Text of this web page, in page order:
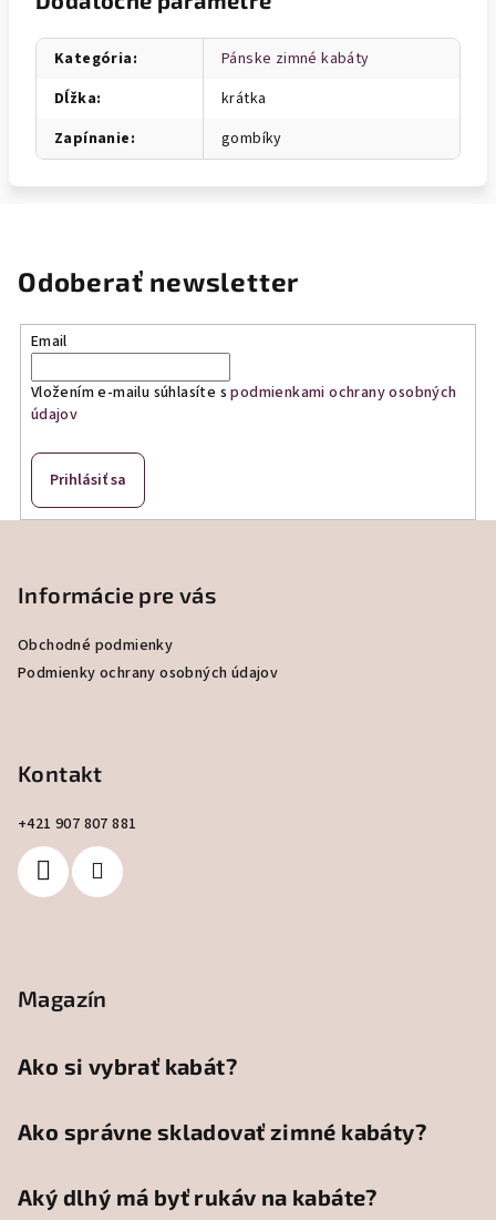
Kategória:
Pánske zimné kabáty
Dĺžka:
krátka
Zapínanie: gombíky
Odoberať newsletter
Email
Vložením e-mailu súhlasíte spodmienkami ochrany osobných
údajov
Prihlásiť sa
Informácie pre vás
Obchodné podmienky
Podmienky ochrany osobných údajov
Kontakt
+421 907 807 881
Magazín
Ako si vybrať kabát?
Ako správne skladovať zimné kabáty?
Aký dlhý má byť rukáv na kabáte?